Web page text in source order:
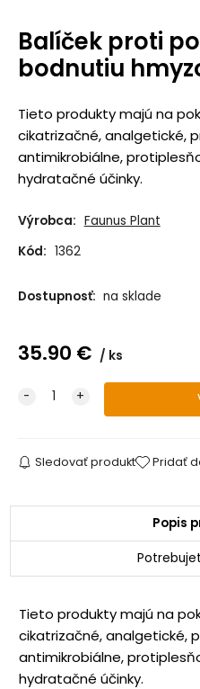
Balíček proti
bodnutiu
Tieto produkty majú na
cikatrizačné, analgetické,
antimikrobiálne,
hydratačné účinky.
Výrobca: Faunus Plant
Kód: 1362
Dostupnosť: na sklade
35.90 € ks
Sledovať produkt Pridať
Popis
Tieto produkty majú na
cikatrizačné, analgetické,
antimikrobiálne,
hydratačné účinky.